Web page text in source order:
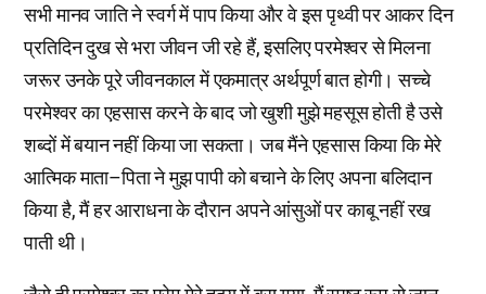
सभी मानव जाति ने स्वर्ग में पाप किया और वे इस पृथ्वी पर आकर दिन
प्रतिदिन दुख से भरा जीवन जी रहे हैं, इसलिए परमेश्वर से मिलना
जरूर उनके पूरे जीवनकाल में एकमात्र अर्थपूर्ण बात होगी। सच्चे
परमेश्वर का एहसास करने के बाद जो खुशी मुझे महसूस होती है उसे
शब्दों में बयान नहीं किया जा सकता। जब मैंने एहसास किया कि मेरे
आत्मिक माता–पिता ने मुझ पापी को बचाने के लिए अपना बलिदान
किया है, मैं हर आराधना के दौरान अपने आंसुओं पर काबू नहीं रख
पाती थी।